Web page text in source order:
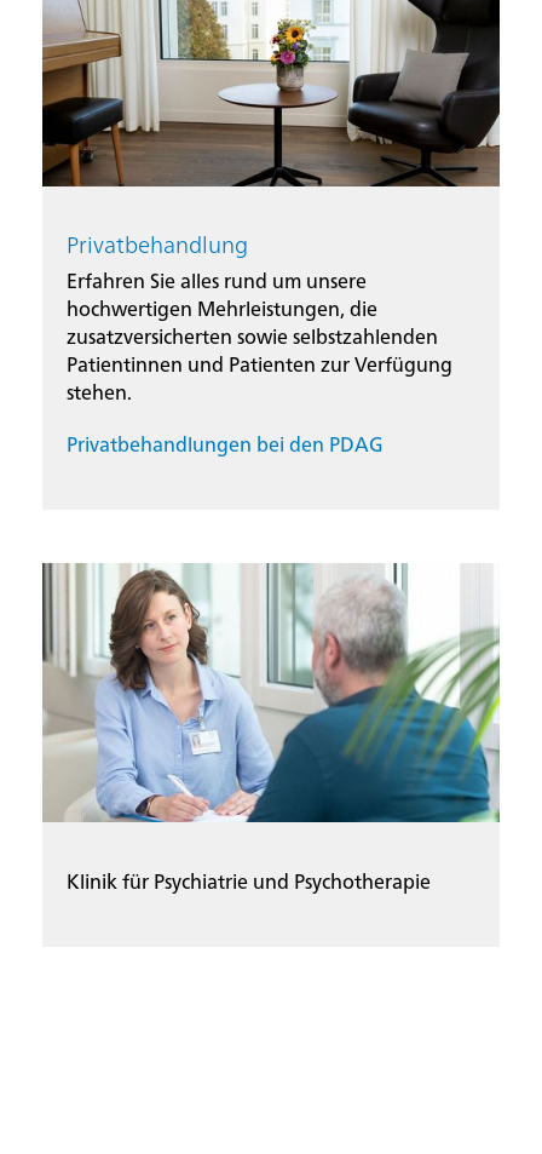
Privatbehandlung
Erfahren Sie alles rund um unsere
hochwertigen Mehrleistungen, die
zusatzversicherten sowie selbstzahlenden
Patientinnen und Patienten zur Verfügung
stehen.
Privatbehandlungen bei den PDAG
Klinik für Psychiatrie und Psychotherapie